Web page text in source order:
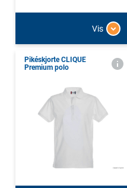
Vis
Pikéskjorte CLIQUE
Premium polo